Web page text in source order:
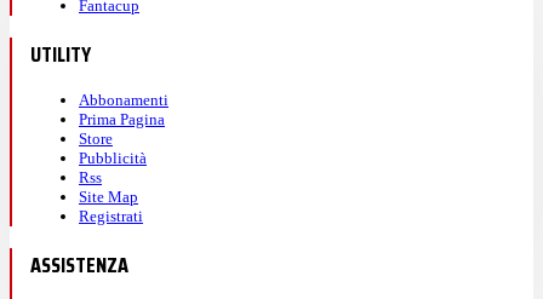
Fantacup
UTILITY
Abbonamenti
Prima Pagina
Store
Pubblicità
Rss
Site Map
Registrati
ASSISTENZA